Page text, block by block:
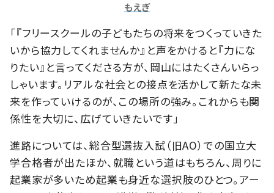
もえぎ
「『フリースクールの子どもたちの将来をつくっていきた
いから協力してくれませんか』と声をかけると『力にな
りたい』と言ってくださる方が、岡山にはたくさんいらっ
しゃいます。リアルな社会との接点を活かして新たな未
来を作っていけるのが、この場所の強み。これからも関
係性を大切に、広げていきたいです」
進路については、総合型選抜入試（旧AO）での国立大
学合格者が出たほか、就職という道はもちろん、周りに
起業家が多いため起業も身近な選択肢のひとつ。アー